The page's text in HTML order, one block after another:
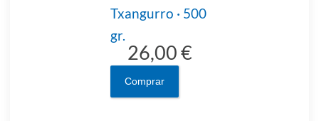
Txangurro · 500
gr.
26,00 €
Comprar